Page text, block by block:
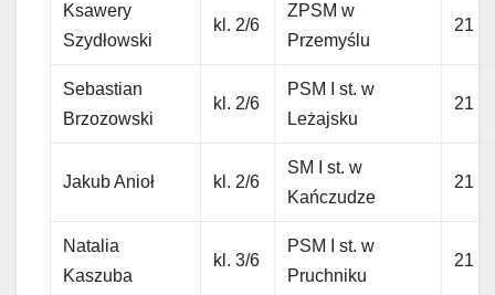
Ksawery
Szydłowski
kl. 2/6
ZPSM w
Przemyślu
21
Sebastian
Brzozowski
kl. 2/6
PSM I st. w
Leżajsku
21
Jakub Anioł kl. 2/6
SM I st. w
Kańczudze
21
Natalia
Kaszuba
kl. 3/6
PSM I st. w
Pruchniku
21